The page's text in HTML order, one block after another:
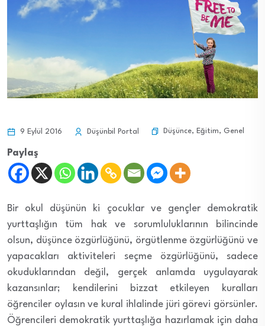
9 Eylül 2016 Düşünbil Portal Düşünce, Eğitim, Genel
Paylaş
Bir okul düşünün ki çocuklar ve gençler demokratik
yurttaşlığın tüm hak ve sorumluluklarının bilincinde
olsun, düşünce özgürlüğünü, örgütlenme özgürlüğünü ve
yapacakları aktiviteleri seçme özgürlüğünü, sadece
okuduklarından değil, gerçek anlamda uygulayarak
kazansınlar; kendilerini bizzat etkileyen kuralları
öğrenciler oylasın ve kural ihlalinde jüri görevi görsünler.
Öğrencileri demokratik yurttaşlığa hazırlamak için daha